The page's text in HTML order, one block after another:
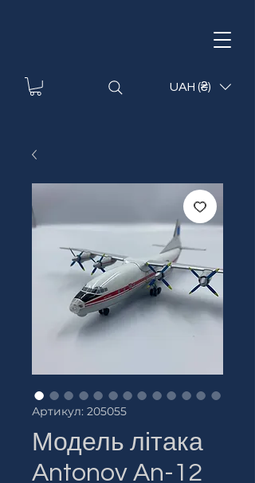
UAH (₴)
Артикул: 205055
Модель літака
Antonov An-12